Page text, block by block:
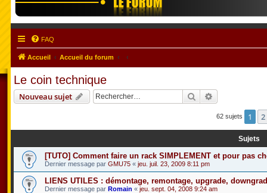
FAQ
Accueil Accueil du forum
Le coin technique
Nouveau sujet Rechercher
62 sujets 1 2
Sujets
[TUTO] Comment faire un rack SIMPLEMENT et pour pas
Dernier message par GMU75 « jeu. juil. 23, 2009 8:11 pm
LIENS UTILES : démontage, remontage, upgrade,
Dernier message par Romain « jeu. sept. 04, 2008 9:24 am